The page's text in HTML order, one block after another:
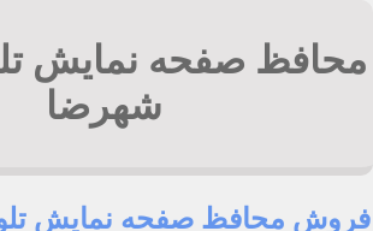
محافظ صفحه نمایش
شهرضا
فروش محافظ صفحه نمایش